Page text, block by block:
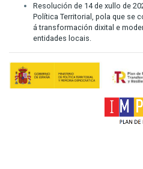
Resolución de 14 de xullo de
Política Territorial, pola que se
á transformación dixital e
entidades locais.